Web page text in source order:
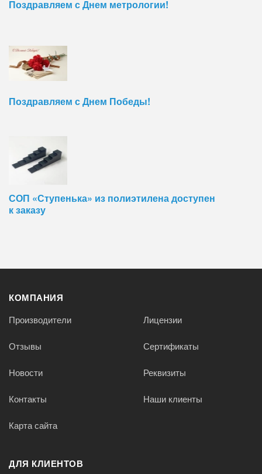
Поздравляем с Днем метрологии!
Поздравляем с Днем Победы!
СОП «Ступенька» из полиэтилена доступен
к заказу
КОМПАНИЯ
Производители Лицензии
Отзывы Сертификаты
Новости Реквизиты
Контакты Наши клиенты
Карта сайта
ДЛЯ КЛИЕНТОВ